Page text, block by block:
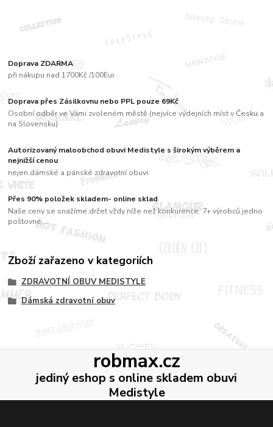
Doprava ZDARMA
při nákupu nad 1700Kč /100Eur
Doprava přes Zásilkovnu nebo PPL pouze 69Kč
Osobní odběr ve Vámi zvoleném městě (nejvíce výdejních míst v Česku a
na Slovensku)
Autorizovaný maloobchod obuvi Medistyle s širokým výběrem a
nejnižší cenou
nejen dámské a pánské zdravotní obuvi
Přes 90% položek skladem- online sklad
Naše ceny se snažíme držet vždy níže než konkurence. 7+ výrobců jedno
poštovné....
Zboží zařazeno v kategoriích
ZDRAVOTNÍ OBUV MEDISTYLE
Dámská zdravotní obuv
robmax.cz
jediný eshop s online skladem obuvi
Medistyle